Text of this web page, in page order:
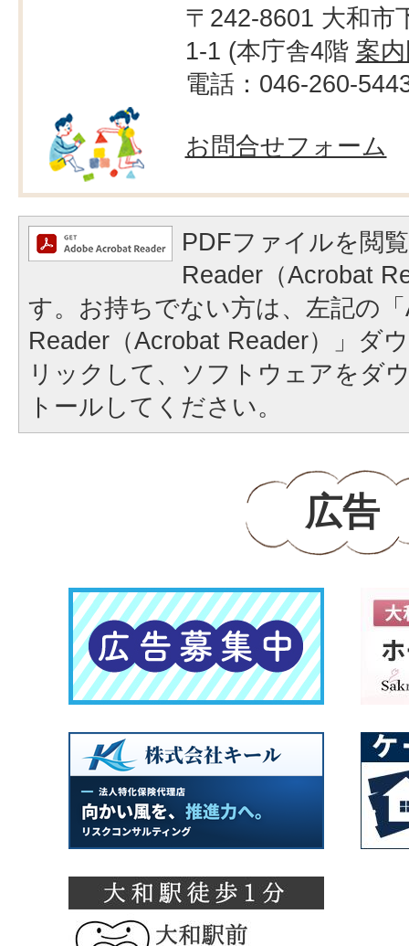
〒242-8601 大和市
1-1 (本庁舎4階 案
電話：046-260-
お問合せフォーム
PDFファイルを閲
Reader（Acrobat
す。お持ちでない方は、左記の
Reader（Acrobat Reader）」ダ
リックして、ソフトウェアをダ
トールしてください。
広告